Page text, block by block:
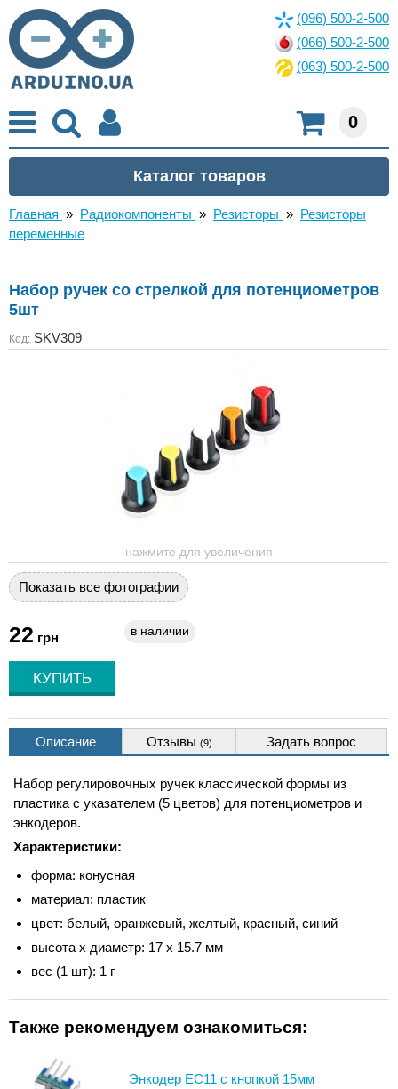
(096) 500-2-500
(066) 500-2-500
(063) 500-2-500
0
Главная » Радиокомпоненты » Резисторы » Резисторы
переменные
Набор ручек со стрелкой для потенциометров
5шт
Код: SKV309
нажмите для увеличения
Показать все фотографии
22 грн в наличии
Описание Отзывы (9) Задать вопрос
Набор регулировочных ручек классической формы из
пластика с указателем (5 цветов) для потенциометров и
энкодеров.
Характеристики:
форма: конусная
материал: пластик
цвет: белый, оранжевый, желтый, красный, синий
высота x диаметр: 17 х 15.7 мм
вес (1 шт): 1 г
Также рекомендуем ознакомиться:
Энкодер EC11 с кнопкой 15мм